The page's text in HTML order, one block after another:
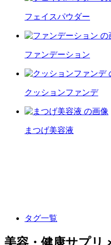
フェイスパウダー
ファンデーション
クッションファンデ
まつげ美容液
タグ一覧